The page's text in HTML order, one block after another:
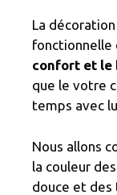
La
fonctionnelle
confort et le
que le votre
temps avec
Nous allons
la couleur
douce et des